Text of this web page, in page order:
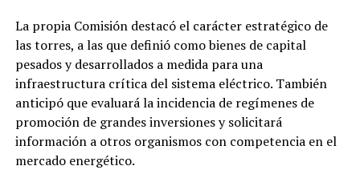
La propia Comisión destacó el carácter estratégico de
las torres, a las que definió como bienes de capital
pesados y desarrollados a medida para una
infraestructura crítica del sistema eléctrico. También
anticipó que evaluará la incidencia de regímenes de
promoción de grandes inversiones y solicitará
información a otros organismos con competencia en el
mercado energético.